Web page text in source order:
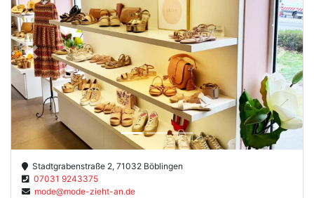
Previous Next
Stadtgrabenstraße 2, 71032 Böblingen
07031 9243375
mode@mode-zieht-an.de